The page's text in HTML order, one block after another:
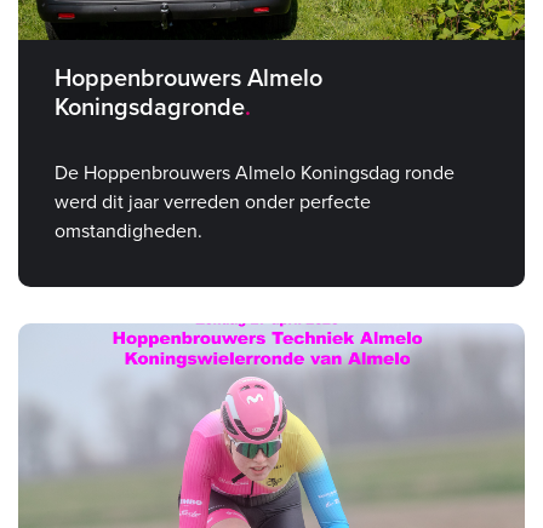
Hoppenbrouwers Almelo
Koningsdagronde
De Hoppenbrouwers Almelo Koningsdag ronde
werd dit jaar verreden onder perfecte
omstandigheden.